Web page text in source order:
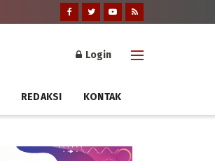
Login
REDAKSI KONTAK